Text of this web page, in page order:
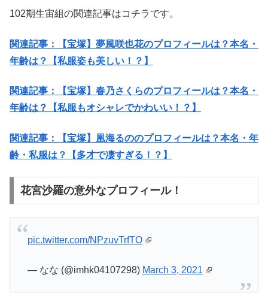
102期生宙組の関連記事はコチラです。
関連記事：【宝塚】夢風咲也花のプロフィールは？本名・
年齢は？【私服姿も美しい！？】
関連記事：【宝塚】春乃さくらのプロフィールは？本名・
年齢は？【私服もオシャレでかわいい！？】
関連記事：【宝塚】凰海るののプロフィールは？本名・年
齢・私服は？【多才で凄すぎる！？】
花宮沙羅の意外なプロフィール！
pic.twitter.com/NPzuvTrfTO
— なな (@imhk04107298) March 3, 2021